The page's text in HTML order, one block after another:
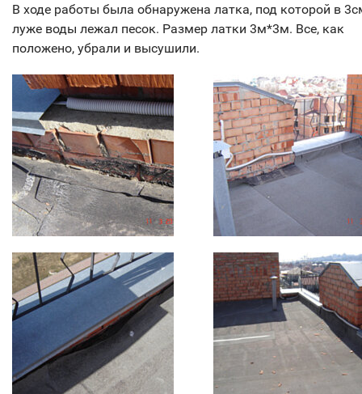
В ходе работы была обнаружена латка, под которой в
луже воды лежал песок. Размер латки 3м*3м. Все, как
положено, убрали и высушили.